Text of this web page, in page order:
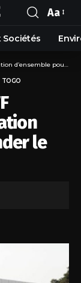
Aa
Sociétés
refonder le modèle national
TOGO
le